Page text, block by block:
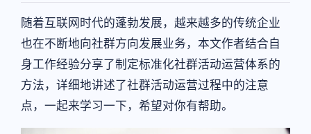
随着互联网时代的蓬勃发展，越来越多的传统企业
也在不断地向社群方向发展业务，本文作者结合自
身工作经验分享了制定标准化社群活动运营体系的
方法，详细地讲述了社群活动运营过程中的注意
点，一起来学习一下，希望对你有帮助。